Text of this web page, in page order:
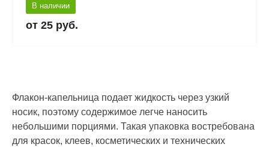
В наличии
25 руб.
Флакон-капельница подает жидкость через узкий
носик, поэтому содержимое легче наносить
небольшими порциями. Такая упаковка востребована
для красок, клеев, косметических и технических